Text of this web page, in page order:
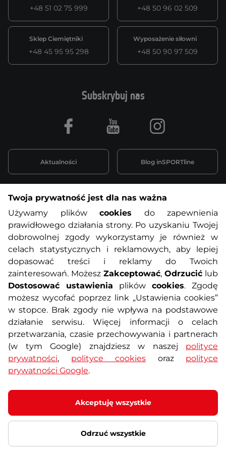
+48 51 02 75 999 +48 50 96 02 509
Sklep Ciemiętniki
+48 45 95 95 298
Wyposażenie siłowni
+48 50 90 97 509
Informacje o zakupach
O nas Regulamin sklepu
Polityka prywatności Koszty przesyłek
Metody płatności Program lojalnościowy
Usługi dodatkowe Reklamacje i serwis
Formularz kontaktowy Wyposażenie siłowni
Subskrybuj nas
Aktualności Blog inSPORTline
Facebook Youtube Instagram
Twoja prywatność jest dla nas ważna
Używamy plików cookies do zapewnienia
prawidłowego działania strony. Po uzyskaniu Twojej
dobrowolnej zgody wykorzystamy je również w
celach statystycznych i reklamowych, aby lepiej
dopasować treści i reklamy do Twoich
zainteresowań. Możesz Zakceptować, Odrzucić lub
Dostosować ustawienia plików cookies. Zgodę
możesz wycofać poprzez link „Ustawienia cookies”
w stopce. Brak zgody nie wpływa na podstawowe
działanie serwisu. Więcej informacji o celach
przetwarzania, czasie przechowywania i partnerach
(w tym Google) znajdziesz w naszej polityce
prywatności, polityce cookies oraz polityce
prywatności Google.
Akceptuję wszystkie
Odrzuć wszystkie